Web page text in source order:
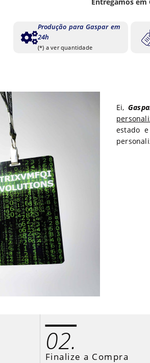
Produção para Gaspar em
24h
(*) a ver quantidade
Ei,
estado
02.
Finalize a Compra